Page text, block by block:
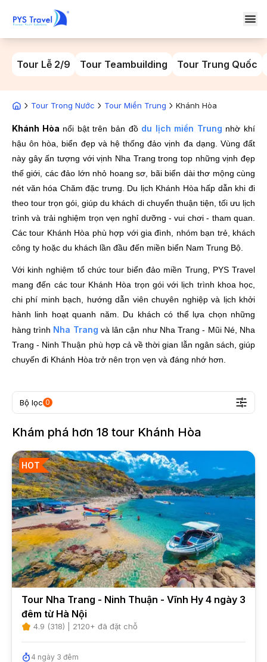
Tour Lễ 2/9 Tour Teambuilding Tour Trung Quốc
Tour Trong Nước Tour Miền Trung Khánh Hòa
Khánh Hòa nổi bật trên bản đồ du lịch miền Trung nhờ khí
hậu ôn hòa, biển đẹp và hệ thống đảo vịnh đa dạng. Vùng đất
này gây ấn tượng với vịnh Nha Trang trong top những vịnh đẹp
thế giới, các đảo lớn nhỏ hoang sơ, bãi biển dài thơ mộng cùng
nét văn hóa Chăm đặc trưng. Du lịch Khánh Hòa hấp dẫn khi đi
theo tour trọn gói, giúp du khách di chuyển thuận tiện, tối ưu lịch
trình và trải nghiệm trọn vẹn nghỉ dưỡng - vui chơi - tham quan.
Các tour Khánh Hòa phù hợp với gia đình, nhóm bạn trẻ, khách
công ty hoặc du khách lần đầu đến miền biển Nam Trung Bộ.
Với kinh nghiệm tổ chức tour biển đảo miền Trung, PYS Travel
mang đến các tour Khánh Hòa trọn gói với lịch trình khoa học,
chi phí minh bạch, hướng dẫn viên chuyên nghiệp và lịch khởi
hành linh hoạt quanh năm. Du khách có thể lựa chọn những
hàng trình Nha Trang và lân cận như Nha Trang - Mũi Né, Nha
Trang - Ninh Thuận phù hợp cả về thời gian lẫn ngân sách, giúp
chuyến đi Khánh Hòa trở nên trọn vẹn và đáng nhớ hơn.
Bộ lọc 0
Khám phá hơn 18 tour Khánh Hòa
HOT
Tour Nha Trang - Ninh Thuận - Vĩnh Hy 4 ngày 3
đêm từ Hà Nội
4.9 (318) | 2120+ đã đặt chỗ
4 ngày 3 đêm